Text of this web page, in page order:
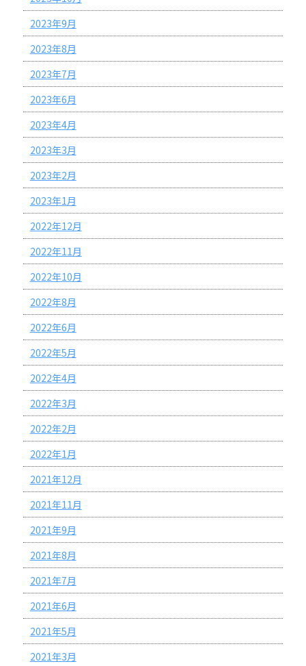
2023年9月
2023年8月
2023年7月
2023年6月
2023年4月
2023年3月
2023年2月
2023年1月
2022年12月
2022年11月
2022年10月
2022年8月
2022年6月
2022年5月
2022年4月
2022年3月
2022年2月
2022年1月
2021年12月
2021年11月
2021年9月
2021年8月
2021年7月
2021年6月
2021年5月
2021年3月